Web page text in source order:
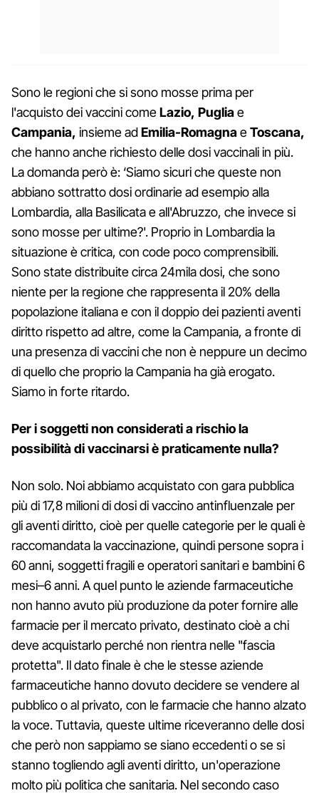
Sono le regioni che si sono mosse prima per
l'acquisto dei vaccini comeLazio, Pugliae
Campania, insieme adEmilia-RomagnaeToscana,
che hanno anche richiesto delle dosi vaccinali in più.
La domanda però è: ‘Siamo sicuri che queste non
abbiano sottratto dosi ordinarie ad esempio alla
Lombardia, alla Basilicata e all'Abruzzo, che invece si
sono mosse per ultime?'. Proprio in Lombardia la
situazione è critica, con code poco comprensibili.
Sono state distribuite circa 24mila dosi, che sono
niente per la regione che rappresenta il 20% della
popolazione italiana e con il doppio dei pazienti aventi
diritto rispetto ad altre, come la Campania, a fronte di
una presenza di vaccini che non è neppure un decimo
di quello che proprio la Campania ha già erogato.
Siamo in forte ritardo.
Per i soggetti non considerati a rischio la
possibilità di vaccinarsi è praticamente nulla?
Non solo. Noi abbiamo acquistato con gara pubblica
più di 17,8 milioni di dosi di vaccino antinfluenzale per
gli aventi diritto, cioè per quelle categorie per le quali è
raccomandata la vaccinazione, quindi persone sopra i
60 anni, soggetti fragili e operatori sanitari e bambini 6
mesi–6 anni. A quel punto le aziende farmaceutiche
non hanno avuto più produzione da poter fornire alle
farmacie per il mercato privato, destinato cioè a chi
deve acquistarlo perché non rientra nelle "fascia
protetta". Il dato finale è che le stesse aziende
farmaceutiche hanno dovuto decidere se vendere al
pubblico o al privato, con le farmacie che hanno alzato
la voce. Tuttavia, queste ultime riceveranno delle dosi
che però non sappiamo se siano eccedenti o se si
stanno togliendo agli aventi diritto, un'operazione
molto più politica che sanitaria. Nel secondo caso